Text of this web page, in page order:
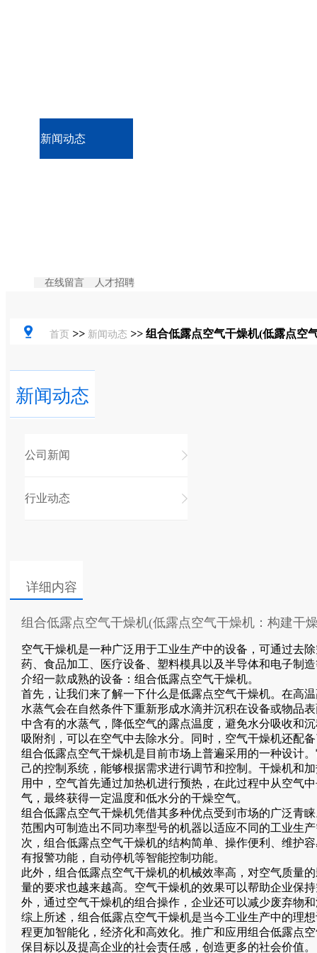
新闻动态
在线留言 人才招聘
首页 >> 新闻动态 >> 组合低露点空气干燥机(低露点空
新闻动态
公司新闻
行业动态
详细内容
组合低露点空气干燥机(低露点空气干燥机：构建干
空气干燥机是一种广泛用于工业生产中的设备，可通过去
药、食品加工、医疗设备、塑料模具以及半导体和电子制
介绍一款成熟的设备：组合低露点空气干燥机。
首先，让我们来了解一下什么是低露点空气干燥机。在高
水蒸气会在自然条件下重新形成水滴并沉积在设备或物品
中含有的水蒸气，降低空气的露点温度，避免水分吸收和
吸附剂，可以在空气中去除水分。同时，空气干燥机还配
组合低露点空气干燥机是目前市场上普遍采用的一种设计
己的控制系统，能够根据需求进行调节和控制。干燥机和
用中，空气首先通过加热机进行预热，在此过程中从空气
气，最终获得一定温度和低水分的干燥空气。
组合低露点空气干燥机凭借其多种优点受到市场的广泛青
范围内可制造出不同功率型号的机器以适应不同的工业生
次，组合低露点空气干燥机的结构简单、操作便利、维护
有报警功能，自动停机等智能控制功能。
此外，组合低露点空气干燥机的机械效率高，对空气质量
量的要求也越来越高。空气干燥机的效果可以帮助企业保
外，通过空气干燥机的组合操作，企业还可以减少废弃物
综上所述，组合低露点空气干燥机是当今工业生产中的理
程更加智能化，经济化和高效化。推广和应用组合低露点
保目标以及提高企业的社会责任感，创造更多的社会价值。